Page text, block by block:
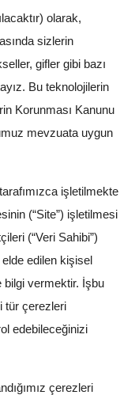
olarak,
sizlerin
gifler gibi bazı
Bu teknolojilerin
Korunması Kanunu
mevzuata uygun
işletilmekte
(“Site”) işletilmesi
(“Veri Sahibi”)
elde edilen kişisel
vermektir. İşbu
tür çerezleri
edebileceğinizi
çerezleri